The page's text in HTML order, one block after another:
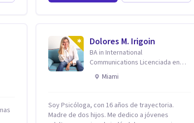
de
emocional, tendencias perfeccionistas,
Dolores M. Irigoin
BA in International
Communications Licenciada en
Psicologia Filosofia China en
Harvard
Miami
Soy Psicóloga, con 16 años de trayectoria.
Madre de dos hijos. Me dedico a jóvenes